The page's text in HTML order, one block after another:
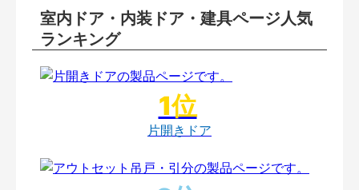
室内ドア・内装ドア・建具ページ人気
ランキング
片開きドア